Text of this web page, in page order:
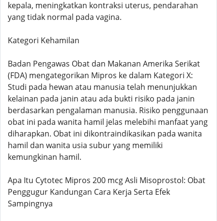
kepala, meningkatkan kontraksi uterus, pendarahan
yang tidak normal pada vagina.
Kategori Kehamilan
Badan Pengawas Obat dan Makanan Amerika Serikat
(FDA) mengategorikan Mipros ke dalam Kategori X:
Studi pada hewan atau manusia telah menunjukkan
kelainan pada janin atau ada bukti risiko pada janin
berdasarkan pengalaman manusia. Risiko penggunaan
obat ini pada wanita hamil jelas melebihi manfaat yang
diharapkan. Obat ini dikontraindikasikan pada wanita
hamil dan wanita usia subur yang memiliki
kemungkinan hamil.
Apa Itu Cytotec Mipros 200 mcg Asli Misoprostol: Obat
Penggugur Kandungan Cara Kerja Serta Efek
Sampingnya